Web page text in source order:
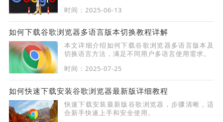
时间：2025-06-13
如何下载谷歌浏览器多语言版本切换教程详解
本文详细介绍如何下载谷歌浏览器多语言版本及
切换语言方法，满足不同用户多语言使用需求。
时间：2025-07-25
如何快速下载安装谷歌浏览器最新版详细教程
快速下载安装最新版谷歌浏览器，步骤清晰，适
合新手快速上手和安全使用。